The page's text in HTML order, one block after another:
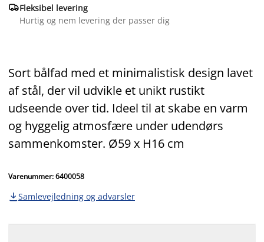
Fleksibel levering
Hurtig og nem levering der passer dig
Sort bålfad med et minimalistisk design lavet
af stål, der vil udvikle et unikt rustikt
udseende over tid. Ideel til at skabe en varm
og hyggelig atmosfære under udendørs
sammenkomster. Ø59 x H16 cm
Varenummer: 6400058
 Samlevejledning og advarsler